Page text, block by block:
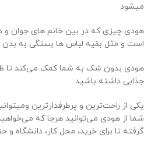
میشود
هودی چیزی که در بین خانم های جوان و
است و مثل بقیه لباس ها بستگی به بدن
هودی بدون شک به شما کمک می‌کند تا
جذابی داشته باشید
یکی از راحت‌ترین و پرطرفدارترین
شما از هودی می‌توانید هرجا که
گرفته تا برای خرید، محل کار، دانشگاه